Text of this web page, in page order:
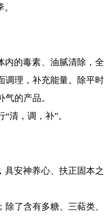
内的毒素、油腻清除，全
调理，补充能量。除平时
的产品。
清，调，补”。
具安神养心、扶正固本之
了含有多糖、三萜类、